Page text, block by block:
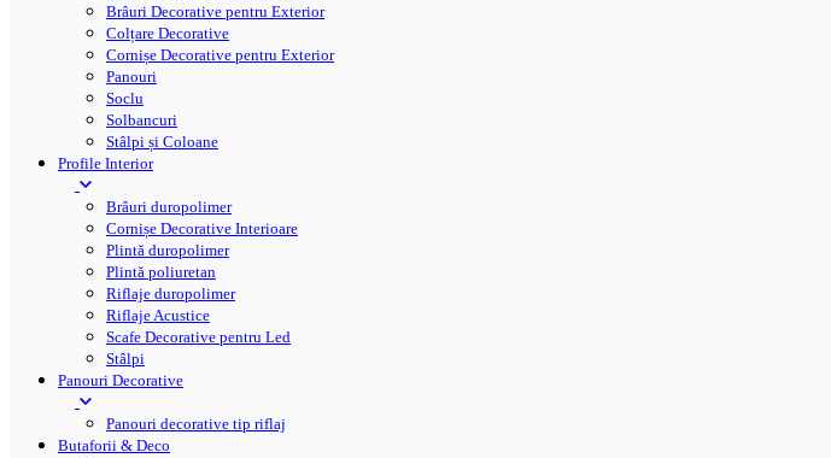
Brâuri Decorative pentru Exterior
Colțare Decorative
Cornișe Decorative pentru Exterior
Panouri
Soclu
Solbancuri
Stâlpi și Coloane
Profile Interior
Brâuri duropolimer
Cornișe Decorative Interioare
Plintă duropolimer
Plintă poliuretan
Riflaje duropolimer
Riflaje Acustice
Scafe Decorative pentru Led
Stâlpi
Panouri Decorative
Panouri decorative tip riflaj
Butaforii & Deco